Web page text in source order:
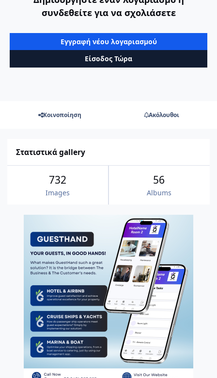
συνδεθείτε για να σχολιάσετε
Εγγραφή νέου λογαριασμού
Είσοδος Τώρα
Κοινοποίηση Ακόλουθοι
Στατιστικά gallery
Images
732
Albums
56